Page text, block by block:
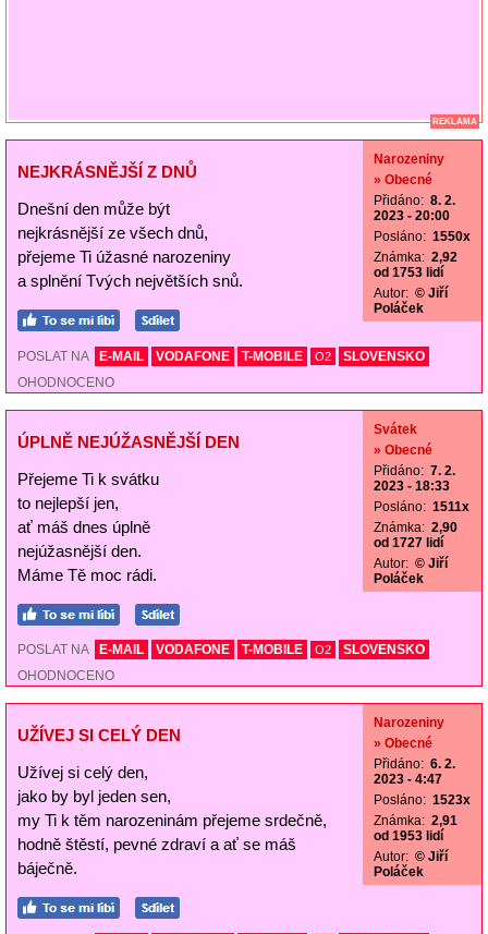
REKLAMA
NEJKRÁSNĚJŠÍ Z DNŮ
Dnešní den může být
nejkrásnější ze všech dnů,
přejeme Ti úžasné narozeniny
a splnění Tvých největších snů.
Narozeniny
» Obecné
Přidáno: 8. 2.
2023 - 20:00
Posláno: 1550x
Známka: 2,92
od 1753 lidí
Autor: © Jiří
Poláček
POSLAT NA E-MAIL VODAFONE T-MOBILE O2
SLOVENSKO
OHODNOCENO
ÚPLNĚ NEJÚŽASNĚJŠÍ DEN
Přejeme Ti k svátku
to nejlepší jen,
ať máš dnes úplně
nejúžasnější den.
Máme Tě moc rádi.
Svátek
» Obecné
Přidáno: 7. 2.
2023 - 18:33
Posláno: 1511x
Známka: 2,90
od 1727 lidí
Autor: © Jiří
Poláček
POSLAT NA E-MAIL VODAFONE T-MOBILE O2
SLOVENSKO
OHODNOCENO
UŽÍVEJ SI CELÝ DEN
Užívej si celý den,
jako by byl jeden sen,
my Ti k těm narozeninám přejeme srdečně,
hodně štěstí, pevné zdraví a ať se máš
báječně.
Narozeniny
» Obecné
Přidáno: 6. 2.
2023 - 4:47
Posláno: 1523x
Známka: 2,91
od 1953 lidí
Autor: © Jiří
Poláček